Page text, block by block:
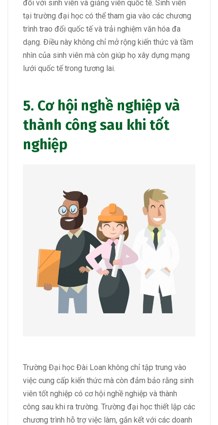
đổi với sinh viên và giảng viên quốc tế. Sinh viên
tại trường đại học có thể tham gia vào các chương
trình trao đổi quốc tế và trải nghiệm văn hóa đa
dạng. Điều này không chỉ mở rộng kiến thức và tầm
nhìn của sinh viên mà còn giúp họ xây dựng mạng
lưới quốc tế trong tương lai.
5. Cơ hội nghề nghiệp và
thành công sau khi tốt
nghiệp
Trường Đại học Đài Loan không chỉ tập trung vào
việc cung cấp kiến thức mà còn đảm bảo rằng sinh
viên tốt nghiệp có cơ hội nghề nghiệp và thành
công sau khi ra trường. Trường đại học thiết lập các
chương trình hỗ trợ việc làm, gắn kết với các doanh